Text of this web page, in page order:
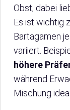
Obst, dabei
Es ist wichtig
Bartagamen
variiert.
höhere
während
Mischung